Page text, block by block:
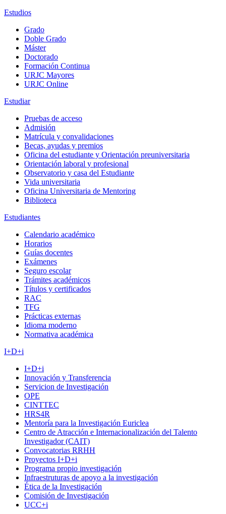
Estudios
Grado
Doble Grado
Máster
Doctorado
Formación Continua
URJC Mayores
URJC Online
Estudiar
Pruebas de acceso
Admisión
Matrícula y convalidaciones
Becas, ayudas y premios
Oficina del estudiante y Orientación preuniversitaria
Orientación laboral y profesional
Observatorio y casa del Estudiante
Vida universitaria
Oficina Universitaria de Mentoring
Biblioteca
Estudiantes
Calendario académico
Horarios
Guías docentes
Exámenes
Seguro escolar
Trámites académicos
Títulos y certificados
RAC
TFG
Prácticas externas
Idioma moderno
Normativa académica
I+D+i
I+D+i
Innovación y Transferencia
Servicion de Investigación
OPE
CINTTEC
HRS4R
Mentoría para la Investigación Euriclea
Centro de Atracción e Internacionalización del Talento
Investigador (CAIT)
Convocatorias RRHH
Proyectos I+D+i
Programa propio investigación
Infraestruturas de apoyo a la investigación
Ética de la Investigación
Comisión de Investigación
UCC+i